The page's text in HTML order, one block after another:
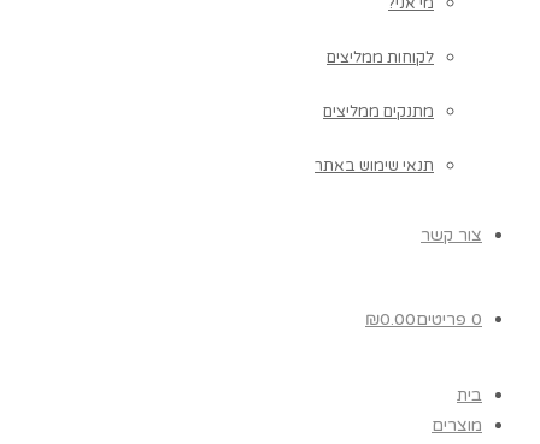
לקוחות ממליצים
מתנקים ממליצים
תנאי שימוש באתר
צור קשר
0 פריטים ₪0.00
בית
מוצרים